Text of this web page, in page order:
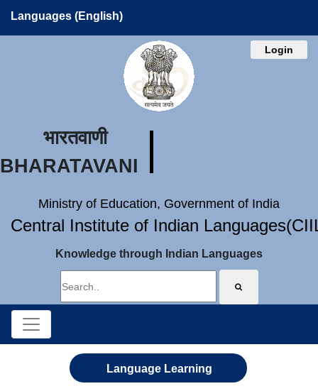
Languages (English)
Login
भारतवाणी
BHARATAVANI
Ministry of Education, Government of India
Central Institute of Indian
Knowledge through Indian Languages
Language Learning